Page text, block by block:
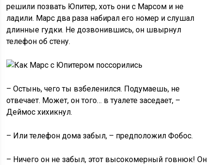
решили позвать Юпитер, хоть они с Марсом и не
ладили. Марс два раза набирал его номер и слушал
длинные гудки. Не дозвонившись, он швырнул
телефон об стену.
– Остынь, чего ты взбеленился. Подумаешь, не
отвечает. Может, он того… в туалете заседает, –
Деймос хихикнул.
– Или телефон дома забыл, – предположил Фобос.
– Ничего он не забыл, этот высокомерный говнюк! Он